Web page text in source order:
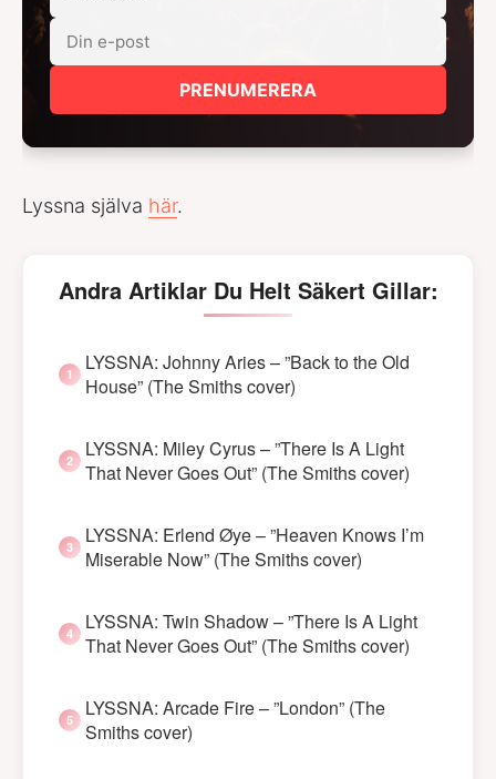
PRENUMERERA
Lyssna själva här.
Andra Artiklar Du Helt Säkert Gillar:
LYSSNA: Johnny Aries – ”Back to the Old
House” (The Smiths cover)
LYSSNA: Miley Cyrus – ”There Is A Light
That Never Goes Out” (The Smiths cover)
LYSSNA: Erlend Øye – ”Heaven Knows I’m
Miserable Now” (The Smiths cover)
LYSSNA: Twin Shadow – ”There Is A Light
That Never Goes Out” (The Smiths cover)
LYSSNA: Arcade Fire – ”London” (The
Smiths cover)